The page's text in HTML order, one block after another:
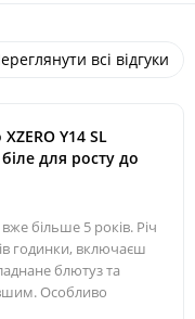
всі відгуки
Y14 SL
для росту до
більше 5 років. Річ
годинки, включаєш
блютуз та
Особливо